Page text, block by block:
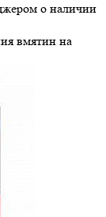
товара.
вмятин на